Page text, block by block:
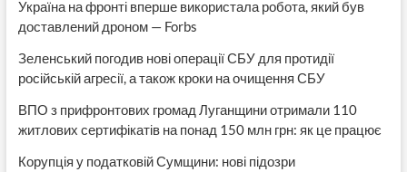
Україна на фронті вперше використала робота, який був
доставлений дроном — Forbs
Зеленський погодив нові операції СБУ для протидії
російській агресії, а також кроки на очищення СБУ
ВПО з прифронтових громад Луганщини отримали 110
житлових сертифікатів на понад 150 млн грн: як це працює
Корупція у податковій Сумщини: нові підозри